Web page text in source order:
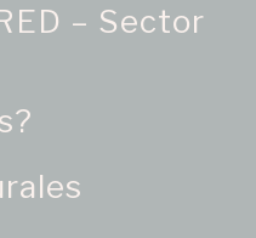
– Sector